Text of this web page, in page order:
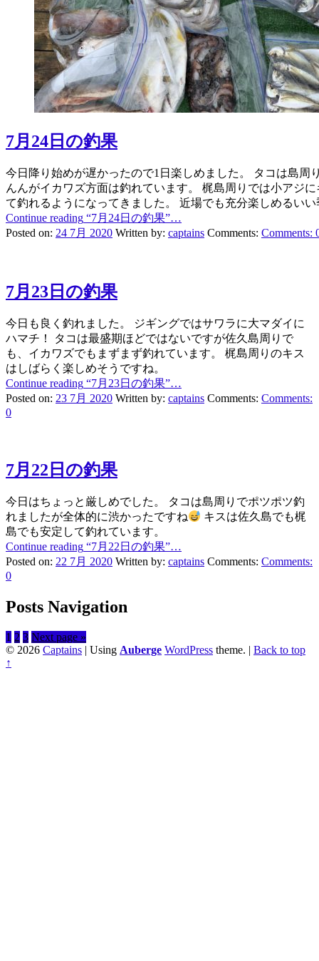
7月24日の釣果
今日降り始めが遅かったので1日楽しめました。 タコは島周
んんがイカワズ方面は釣れています。 梶島周りでは小アジ
て釣れるようになってきました。 近場でも充分楽しめるい
Continue reading “7月24日の釣果”…
Posted on: 24 7月 2020 Written by: captains Comments: Comments:
7月23日の釣果
今日も良く釣れました。 ジギングではサワラに大マダイに
ハマチ！ タコは最盛期ほどではないですが佐久島周りで
も、イカワズでもまずまず釣れています。 梶島周りのキス
はしばらく楽しめそうですね。
Continue reading “7月23日の釣果”…
Posted on: 23 7月 2020 Written by: captains Comments: Comments:
0
7月22日の釣果
今日はちょっと厳しめでした。 タコは島周りでポツポツ釣
れましたが全体的に渋かったですね
キスは佐久島でも梶
島でも安定して釣れています。
Continue reading “7月22日の釣果”…
Posted on: 22 7月 2020 Written by: captains Comments: Comments:
0
Posts Navigation
1 2 3 Next page »
© 2026 Captains | Using Auberge WordPress theme. | Back to top
↑